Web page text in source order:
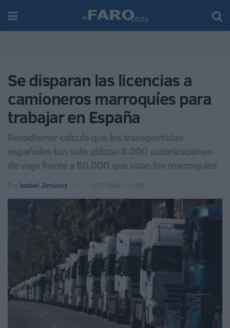
Se disparan las licencias a
camioneros marroquíes para
trabajar en España
Fenadismer calcula que los transportistas
españoles tan solo utilizan 8.000 autorizaciones
de viaje frente a 80.000 que usan los marroquíes
Por Isabel Jiménez 13/07/2024 - 11:53